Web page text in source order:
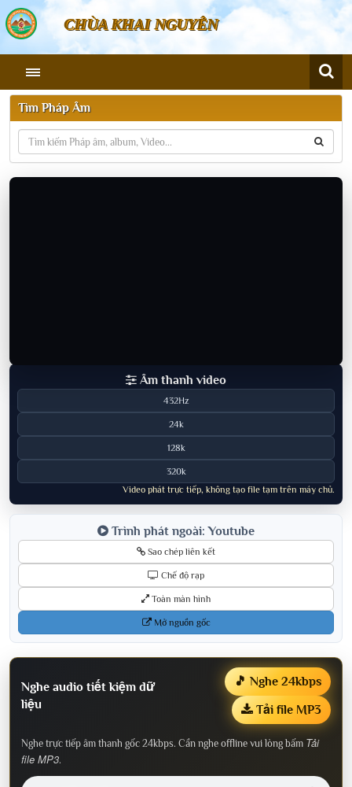
CHÙA KHAI NGUYÊN
Tìm Pháp Âm
Âm thanh video
432Hz
24k
128k
320k
Video phát trực tiếp, không tạo file tạm trên máy chủ.
Trình phát ngoài: Youtube
Sao chép liên kết
Chế độ rạp
Toàn màn hình
Mở nguồn gốc
Nghe audio tiết kiệm dữ
liệu
🎵 Nghe 24kbps
Tải file MP3
Nghe trực tiếp âm thanh gốc 24kbps. Cần nghe offline vui lòng bấm Tải
file MP3.